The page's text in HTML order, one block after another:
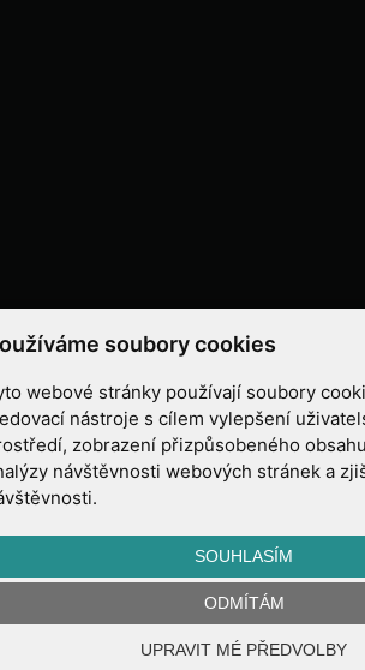
soubory cookies
webové stránky používají soubory
nástroje s cílem vylepšení
zobrazení přizpůsobeného
návštěvnosti webových stránek a
SOUHLASÍM
ODMÍTÁM
UPRAVIT MÉ PŘEDVOLBY